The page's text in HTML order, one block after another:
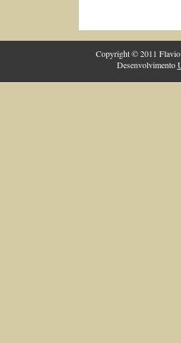
Copyright © 2011 Flavio
Desenvolvimento